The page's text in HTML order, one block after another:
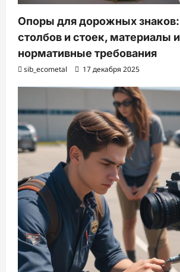
Опоры для дорожных
столбов и стоек, материалы и
нормативные требования
sib_ecometal 17 декабря 2025